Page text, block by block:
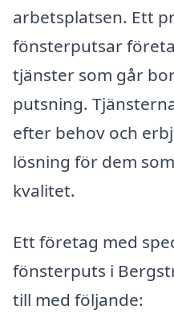
arbetsplatsen. Ett
fönsterputsar
tjänster som går
putsning.
efter behov och
lösning för dem
kvalitet.
Ett företag med
fönsterputs i
till med följande: